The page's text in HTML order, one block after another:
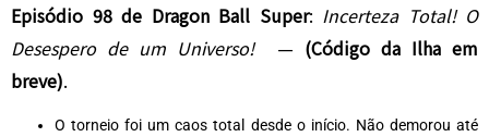
Episódio 98 de Dragon Ball Super: Incerteza Total! O
Desespero de um Universo! — (Código da Ilha em
breve).
O torneio foi um caos total desde o início. Não demorou até